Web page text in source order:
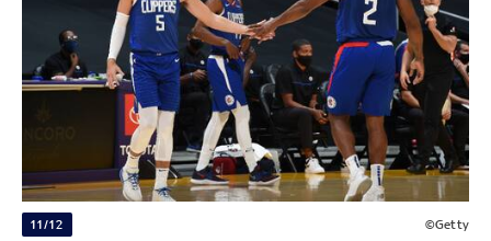
11/12 ©Getty